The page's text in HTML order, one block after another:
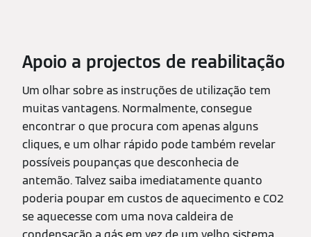
Apoio a projectos de reabilitação
Um olhar sobre as instruções de utilização tem
muitas vantagens. Normalmente, consegue
encontrar o que procura com apenas alguns
cliques, e um olhar rápido pode também revelar
possíveis poupanças que desconhecia de
antemão. Talvez saiba imediatamente quanto
poderia poupar em custos de aquecimento e CO2
se aquecesse com uma nova caldeira de